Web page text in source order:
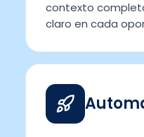
contexto
claro en cada